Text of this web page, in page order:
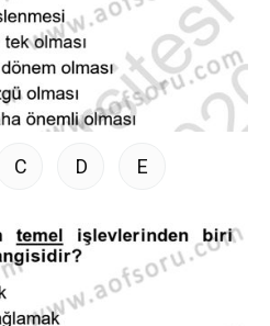
C D E